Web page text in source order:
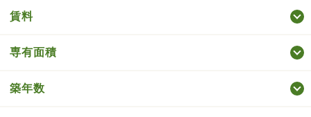
賃料
専有面積
築年数